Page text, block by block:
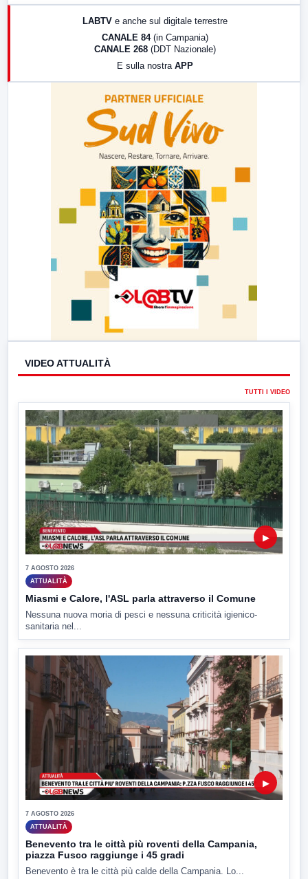
17:00 LabNews (replica)
LABTV e anche sul digitale terrestre
CANALE 84 (in Campania)
CANALE 268 (DDT Nazionale)
E sulla nostra APP
VIDEO ATTUALITÀ
TUTTI I VIDEO
▶
7 AGOSTO 2026
ATTUALITÀ
Miasmi e Calore, l'ASL parla attraverso il Comune
Nessuna nuova moria di pesci e nessuna criticità igienico-
sanitaria nel...
▶
7 AGOSTO 2026
ATTUALITÀ
Benevento tra le città più roventi della Campania,
piazza Fusco raggiunge i 45 gradi
Benevento è tra le città più calde della Campania. Lo...